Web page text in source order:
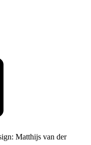
Matthijs van der